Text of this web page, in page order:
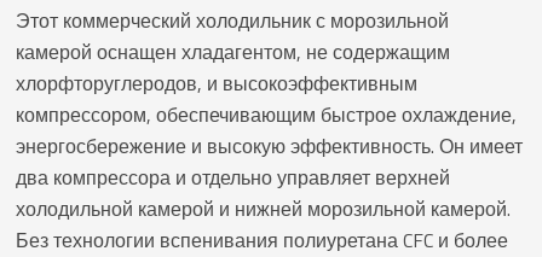
Этот коммерческий холодильник с морозильной
камерой оснащен хладагентом, не содержащим
хлорфторуглеродов, и высокоэффективным
компрессором, обеспечивающим быстрое охлаждение,
энергосбережение и высокую эффективность. Он имеет
два компрессора и отдельно управляет верхней
холодильной камерой и нижней морозильной камерой.
Без технологии вспенивания полиуретана CFC и более